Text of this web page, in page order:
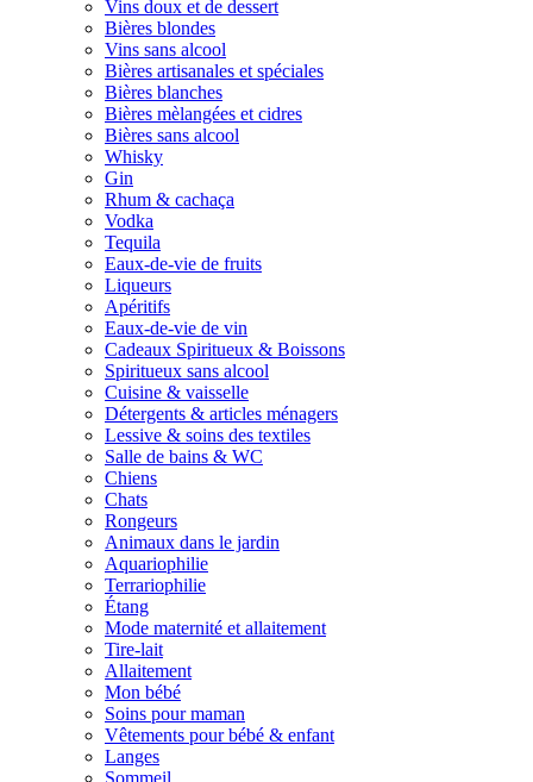
Vins doux et de dessert
Bières blondes
Vins sans alcool
Bières artisanales et spéciales
Bières blanches
Bières mèlangées et cidres
Bières sans alcool
Whisky
Gin
Rhum & cachaça
Vodka
Tequila
Eaux-de-vie de fruits
Liqueurs
Apéritifs
Eaux-de-vie de vin
Cadeaux Spiritueux & Boissons
Spiritueux sans alcool
Cuisine & vaisselle
Détergents & articles ménagers
Lessive & soins des textiles
Salle de bains & WC
Chiens
Chats
Rongeurs
Animaux dans le jardin
Aquariophilie
Terrariophilie
Étang
Mode maternité et allaitement
Tire-lait
Allaitement
Mon bébé
Soins pour maman
Vêtements pour bébé & enfant
Langes
Sommeil